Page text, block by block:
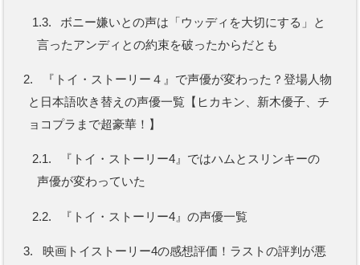
1.3.
ボニー嫌いとの声は「ウッディを大切にする」と
言ったアンディとの約束を破ったからだとも
2.
『トイ・ストーリー４』で声優が変わった？登場人物
と日本語吹き替えの声優一覧【ヒカキン、新木優子、チ
ョコプラまで超豪華！】
2.1.
『トイ・ストーリー4』ではハムとスリンキーの
声優が変わっていた
2.2. 『トイ・ストーリー4』の声優一覧
3.
映画トイストーリー4の感想評価！ラストの評判が悪